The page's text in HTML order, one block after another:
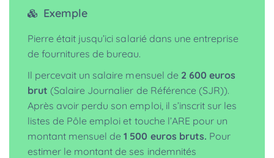
Exemple
Pierre était jusqu’ici salarié dans une entreprise
de fournitures de bureau.
Il percevait un salaire mensuel de 2 600 euros
brut (Salaire Journalier de Référence (SJR)).
Après avoir perdu son emploi, il s’inscrit sur les
listes de Pôle emploi et touche l’ARE pour un
montant mensuel de 1 500 euros bruts. Pour
estimer le montant de ses indemnités